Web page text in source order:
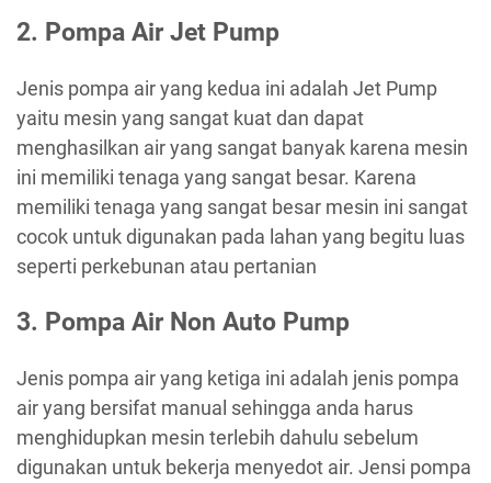
2. Pompa Air Jet Pump
Jenis pompa air yang kedua ini adalah Jet Pump
yaitu mesin yang sangat kuat dan dapat
menghasilkan air yang sangat banyak karena mesin
ini memiliki tenaga yang sangat besar. Karena
memiliki tenaga yang sangat besar mesin ini sangat
cocok untuk digunakan pada lahan yang begitu luas
seperti perkebunan atau pertanian
3. Pompa Air Non Auto Pump
Jenis pompa air yang ketiga ini adalah jenis pompa
air yang bersifat manual sehingga anda harus
menghidupkan mesin terlebih dahulu sebelum
digunakan untuk bekerja menyedot air. Jensi pompa